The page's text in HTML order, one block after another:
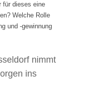
für dieses eine
Welche Rolle
und -gewinnung
nimmt
ins